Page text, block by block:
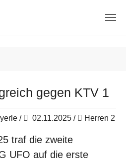
gegen KTV 1
/ 02.11.2025 / Herren 2
traf die zweite
UFO auf die erste